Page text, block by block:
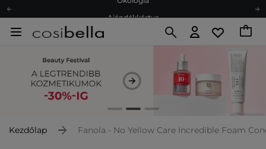
Ingyenes szállítás 15 000 Ft-tól
Hűségprogram
Ajándékkártya
Kezdőlap Fanola - No Yellow Care Incredible Foam